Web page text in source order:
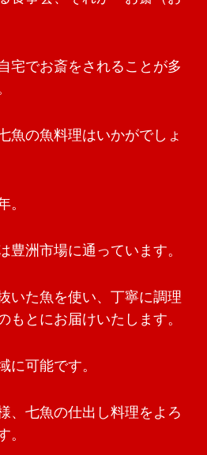
宅でお斎をされることが多
魚の魚料理はいかがでしょ
。
豊洲市場に通っています。
いた魚を使い、丁寧に調理
もとにお届けいたします。
に可能です。
、七魚の仕出し料理をよろ
。